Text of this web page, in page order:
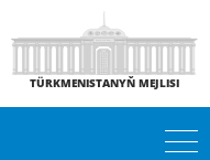
TÜRKMENISTANYŇ MEJLISI